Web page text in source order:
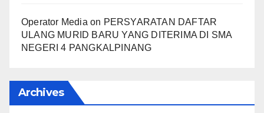
Operator Media on PERSYARATAN DAFTAR
ULANG MURID BARU YANG DITERIMA DI SMA
NEGERI 4 PANGKALPINANG
Archives